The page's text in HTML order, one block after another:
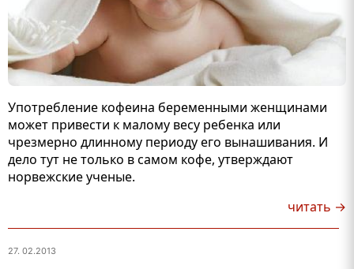
Употребление кофеина беременными женщинами
может привести к малому весу ребенка или
чрезмерно длинному периоду его вынашивания. И
дело тут не только в самом кофе, утверждают
норвежские ученые.
читать →
27. 02.2013